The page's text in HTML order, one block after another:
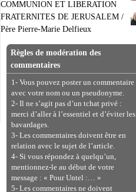
COMMUNION ET LIBERATION
FRATERNITES DE JERUSALEM /
Père Pierre-Marie Delfieux
Règles de modération des
commentaires
1- Vous pouvez poster un commentaire
avec votre nom ou un pseudonyme.
2- Il ne s’agit pas d’un tchat privé :
merci d’aller à l’essentiel et d’éviter les
bavardages.
3- Les commentaires doivent être en
relation avec le sujet de l’article.
4- Si vous répondez à quelqu’un,
mentionnez-le au début de votre
message : « Pour Untel :… »
5- Les commentaires ne doivent